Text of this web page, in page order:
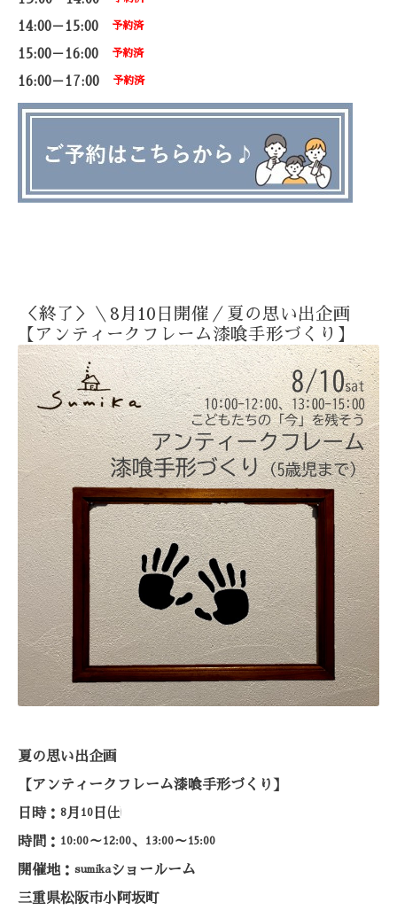
14:00－15:00 予約済
15:00－16:00 予約済
16:00－17:00 予約済
＜終了＞＼8月10日開催／夏の思い出企画
【アンティークフレーム漆喰手形づくり】
夏の思い出企画
【アンティークフレーム漆喰手形づくり】
日時： 8月 10 日㈯
時間： 10:00～12:00、 13:00～15:00
開催地： sumikaショールーム
三重県松阪市小阿坂町